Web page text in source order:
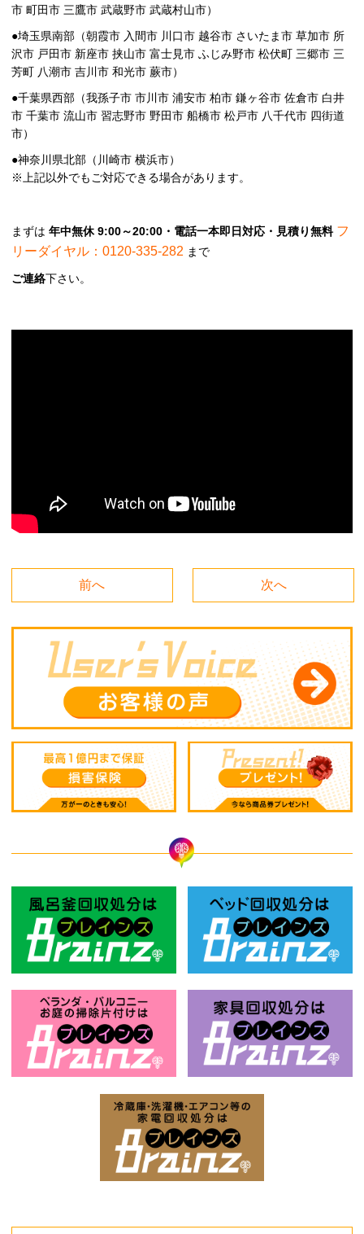
市 町田市 三鷹市 武蔵野市 武蔵村山市）
●埼玉県南部（朝霞市 入間市 川口市 越谷市 さいたま市 草加市 所
沢市 戸田市 新座市 挟山市 富士見市 ふじみ野市 松伏町 三郷市 三
芳町 八潮市 吉川市 和光市 蕨市）
●千葉県西部（我孫子市 市川市 浦安市 柏市 鎌ヶ谷市 佐倉市 白井
市 千葉市 流山市 習志野市 野田市 船橋市 松戸市 八千代市 四街道
市）
●神奈川県北部（川崎市 横浜市）
※上記以外でもご対応できる場合があります。
まずは 年中無休 9:00～20:00・電話一本即日対応・見積り無料 フ
リーダイヤル：0120-335-282 まで
ご連絡下さい。
前へ 次へ